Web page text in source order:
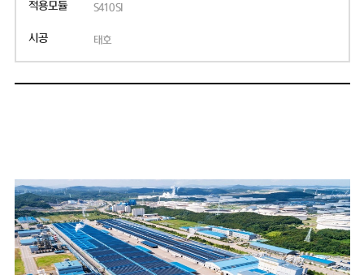
적용모듈 S410SI
시공 태호